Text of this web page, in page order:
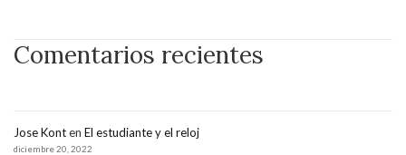
Comentarios recientes
Jose Konten El estudiante y el reloj
diciembre 20, 2022